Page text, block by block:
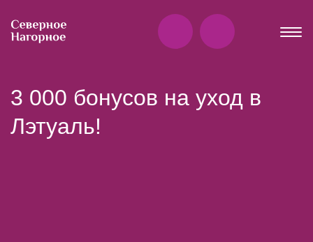
3 000 бонусов на уход в
Лэтуаль!